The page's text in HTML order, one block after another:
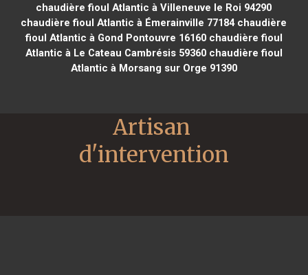
chaudière fioul Atlantic à Villeneuve le Roi 94290
chaudière fioul Atlantic à Émerainville 77184chaudière
fioul Atlantic à Gond Pontouvre 16160chaudière fioul
Atlantic à Le Cateau Cambrésis 59360chaudière fioul
Atlantic à Morsang sur Orge 91390
Artisan
d'intervention